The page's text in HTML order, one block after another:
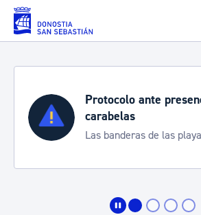
Saltar al contenido principal
Protocolo ante
carabelas
Las banderas de las